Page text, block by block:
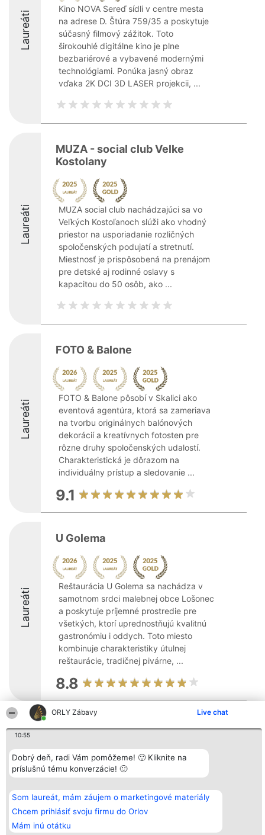
ORLY Zábavy Live chat
10:55
Dobrý deň, radi Vám pomôžeme! 🙂 Kliknite na
príslušnú tému konverzácie! 🙂
Som laureát, mám záujem o marketingové materiály
Chcem prihlásiť svoju firmu do Orlov
Mám inú otátku
Laureáti
Kino NOVA Sereď sídli v centre mesta
na adrese D. Štúra 759/35 a poskytuje
súčasný filmový zážitok. Toto
širokouhlé digitálne kino je plne
bezbariérové a vybavené modernými
technológiami. Ponúka jasný obraz
vďaka 2K DCI 3D LASER projekcii, ...
Laureáti
MUZA - social club Velke
Kostolany
MUZA social club nachádzajúci sa vo
Veľkých Kostoľanoch slúži ako vhodný
priestor na usporiadanie rozličných
spoločenských podujatí a stretnutí.
Miestnosť je prispôsobená na prenájom
pre detské aj rodinné oslavy s
kapacitou do 50 osôb, ako ...
Laureáti
FOTO & Balone
FOTO & Balone pôsobí v Skalici ako
eventová agentúra, ktorá sa zameriava
na tvorbu originálnych balónových
dekorácií a kreatívnych fotosten pre
rôzne druhy spoločenských udalostí.
Charakteristická je dôrazom na
individuálny prístup a sledovanie ...
9.1
Laureáti
U Golema
Reštaurácia U Golema sa nachádza v
samotnom srdci malebnej obce Lošonec
a poskytuje príjemné prostredie pre
všetkých, ktorí uprednostňujú kvalitnú
gastronómiu i oddych. Toto miesto
kombinuje charakteristiky útulnej
reštaurácie, tradičnej pivárne, ...
8.8
Bright Side Solutions sp. z o.
ul. Ruska 22
Wrocław 50-079
KRS 0000749100 | Regon
381313360 | NIP 8943132676
wszystkich
Laureatów
Podmienky
Obchodné
Zásady
osobných